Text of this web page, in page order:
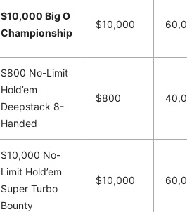
$10,000 Big O
Championship
$10,000
$800 No-Limit
Hold’em
Deepstack 8-
Handed
$800
$10,000 No-
Limit Hold’em
Super Turbo
Bounty
$10,000